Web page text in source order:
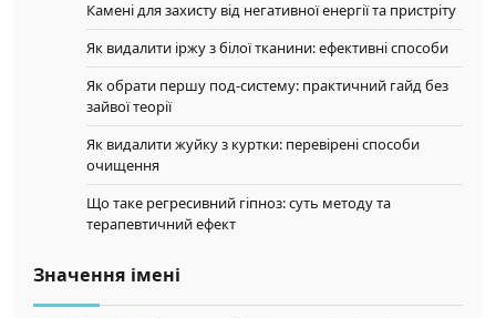
Камені для захисту від негативної енергії та пристріту
Як видалити іржу з білої тканини: ефективні способи
Як обрати першу под-систему: практичний гайд без
зайвої теорії
Як видалити жуйку з куртки: перевірені способи
очищення
Що таке регресивний гіпноз: суть методу та
терапевтичний ефект
Значення імені